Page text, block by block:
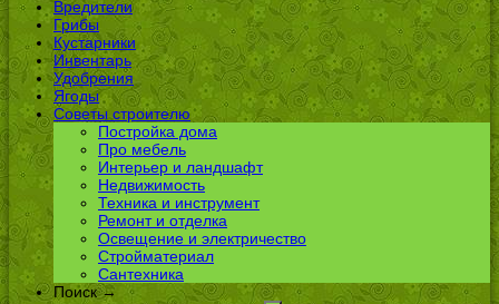
Вредители
Грибы
Кустарники
Инвентарь
Удобрения
Ягоды
Советы строителю
Постройка дома
Про мебель
Интерьер и ландшафт
Недвижимость
Техника и инструмент
Ремонт и отделка
Освещение и электричество
Стройматериал
Сантехника
Поиск →